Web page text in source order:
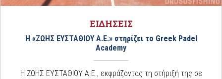
ΕΙΔΗΣΕΙΣ
Η «ΖΩΗΣ ΕΥΣΤΑΘΙΟΥ Α.Ε.» στηρίζει το Greek Padel
Academy
Η ΖΩΗΣ ΕΥΣΤΑΘΙΟΥ Α.Ε., εκφράζοντας τη στήριξή της σε